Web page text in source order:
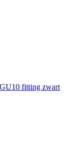
fitting zwart